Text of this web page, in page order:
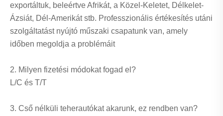
exportáltuk, beleértve Afrikát, a Közel-Keletet, Délkelet-
Ázsiát, Dél-Amerikát stb. Professzionális értékesítés utáni
szolgáltatást nyújtó műszaki csapatunk van, amely
időben megoldja a problémáit
2. Milyen fizetési módokat fogad el?
L/C és T/T
3. Cső nélküli teherautókat akarunk, ez rendben van?